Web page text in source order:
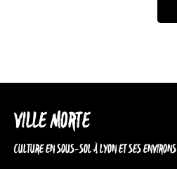
VILLE MORTE
CULTURE EN SOUS-SOL À LYON ET SES ENVIRONS